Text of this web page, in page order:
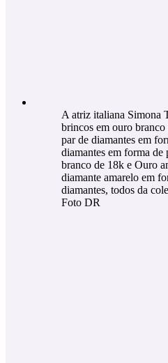
A atriz italiana Simona
brincos em ouro
par de diamantes em
diamantes em forma de
branco de 18k e Ouro
diamante amarelo em
diamantes, todos da
Foto DR